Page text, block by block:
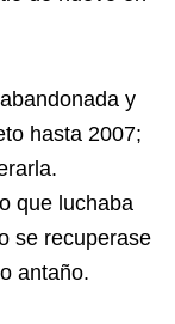
y
hasta 2007;
que luchaba
se recuperase
antaño.